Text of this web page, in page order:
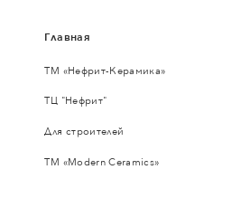
Главная
ТМ «Нефрит-Керамика»
ТЦ "Нефрит"
Для строителей
ТМ «Modern Ceramics»